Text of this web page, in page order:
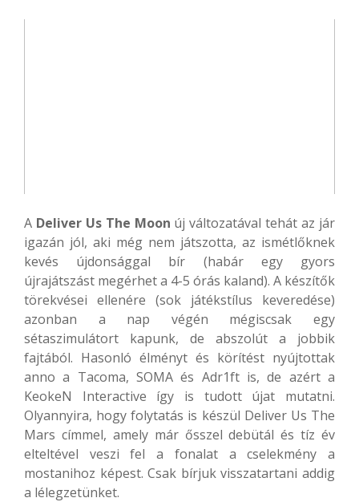
A Deliver Us The Moon új változatával tehát az jár
igazán jól, aki még nem játszotta, az ismétlőknek
kevés újdonsággal bír (habár egy gyors
újrajátszást megérhet a 4-5 órás kaland). A készítők
törekvései ellenére (sok játékstílus keveredése)
azonban a nap végén mégiscsak egy
sétaszimulátort kapunk, de abszolút a jobbik
fajtából. Hasonló élményt és körítést nyújtottak
anno a Tacoma, SOMA és Adr1ft is, de azért a
KeokeN Interactive így is tudott újat mutatni.
Olyannyira, hogy folytatás is készül Deliver Us The
Mars címmel, amely már ősszel debütál és tíz év
elteltével veszi fel a fonalat a cselekmény a
mostanihoz képest. Csak bírjuk visszatartani addig
a lélegzetünket.